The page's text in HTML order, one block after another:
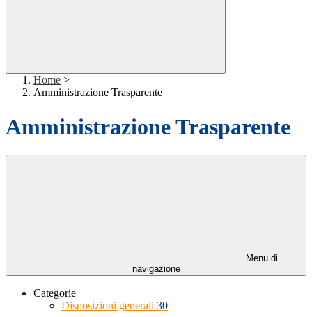
Home >
Amministrazione Trasparente
Amministrazione Trasparente
Menu di
navigazione
Categorie
Disposizioni generali 30